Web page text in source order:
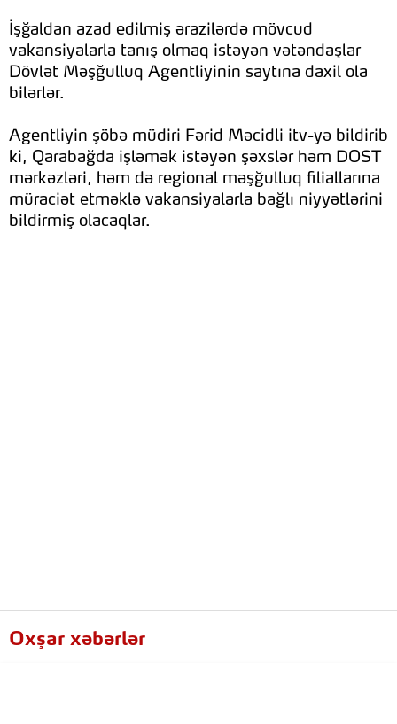
İşğaldan azad edilmiş ərazilərdə mövcud
vakansiyalarla tanış olmaq istəyən vətəndaşlar
Dövlət Məşğulluq Agentliyinin saytına daxil ola
bilərlər.
Agentliyin şöbə müdiri Fərid Məcidli itv-yə bildirib
ki, Qarabağda işləmək istəyən şəxslər həm DOST
mərkəzləri, həm də regional məşğulluq filiallarına
müraciət etməklə vakansiyalarla bağlı niyyətlərini
bildirmiş olacaqlar.
Oxşar xəbərlər